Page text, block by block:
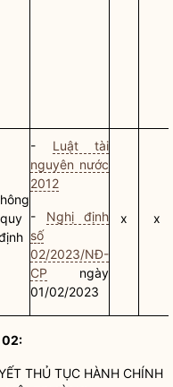
quy
- Luật tài
nguyên nước
2012
- Nghị định
số
02/2023/NĐ-
CP ngày
01/02/2023
x x
02:
THỦ TỤC HÀNH CHÍNH